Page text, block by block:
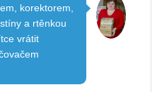
korektorem,
a rtěnkou
vrátit